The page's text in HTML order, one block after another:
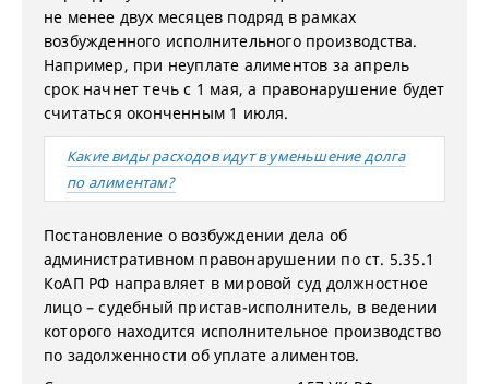
не менее двух месяцев подряд в рамках
возбужденного исполнительного производства.
Например, при неуплате алиментов за апрель
срок начнет течь с 1 мая, а правонарушение будет
считаться оконченным 1 июля.
Какие виды расходов идут в уменьшение долга
по алиментам?
Постановление о возбуждении дела об
административном правонарушении по ст. 5.35.1
КоАП РФ направляет в мировой суд должностное
лицо – судебный пристав-исполнитель, в ведении
которого находится исполнительное производство
по задолженности об уплате алиментов.